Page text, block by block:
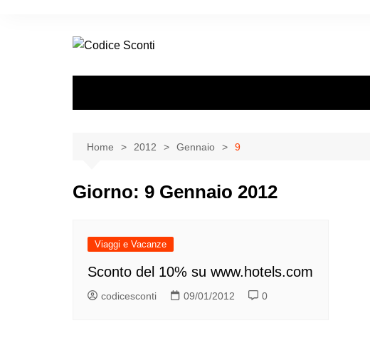
Home 2012 Gennaio 9
Giorno: 9 Gennaio 2012
Viaggi e Vacanze
Sconto del 10% su www.hotels.com
codicesconti 09/01/2012 0